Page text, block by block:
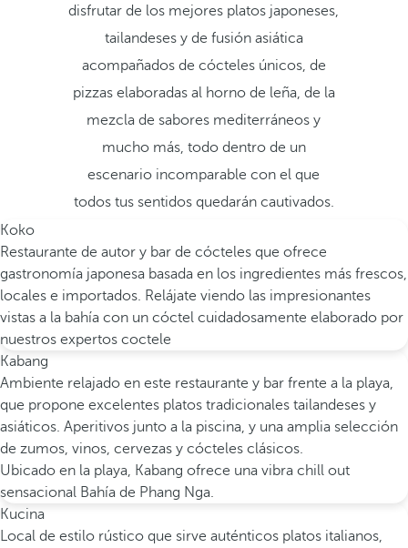
disfrutar de los mejores platos japoneses,
tailandeses y de fusión asiática
acompañados de cócteles únicos, de
pizzas elaboradas al horno de leña, de la
mezcla de sabores mediterráneos y
mucho más, todo dentro de un
escenario incomparable con el que
todos tus sentidos quedarán cautivados.
Koko
Restaurante de autor y bar de cócteles que ofrece
gastronomía japonesa basada en los ingredientes más frescos,
locales e importados. Relájate viendo las impresionantes
vistas a la bahía con un cóctel cuidadosamente elaborado por
nuestros expertos coctele
Kabang
Ambiente relajado en este restaurante y bar frente a la playa,
que propone excelentes platos tradicionales tailandeses y
asiáticos. Aperitivos junto a la piscina, y una amplia selección
de zumos, vinos, cervezas y cócteles clásicos.
Ubicado en la playa, Kabang ofrece una vibra chill out
sensacional Bahía de Phang Nga.
Kucina
Local de estilo rústico que sirve auténticos platos italianos,